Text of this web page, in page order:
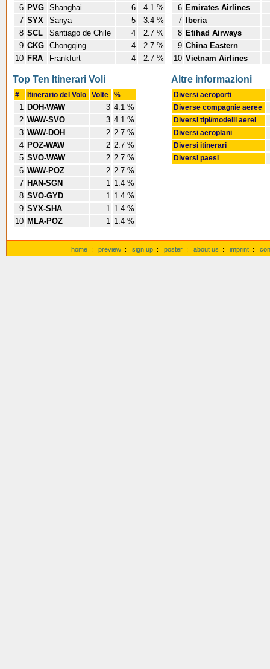
6 PVG Shanghai 6
4.1 %
7 SYX Sanya 5
3.4 %
8 SCL Santiago de Chile 4
2.7 %
9 CKG Chongqing 4
2.7 %
10 FRA Frankfurt 4 2.7 %
6 Emirates Airlines
7
Iberia
8 Etihad Airways
9 China Eastern
10 Vietnam Airlines
Top Ten Itinerari Voli
# Itinerario del Volo Volte %
1 DOH-WAW 3 4.1 %
2 WAW-SVO 3 4.1 %
3 WAW-DOH 2 2.7 %
4 POZ-WAW 2 2.7 %
5 SVO-WAW 2 2.7 %
6 WAW-POZ 2 2.7 %
7 HAN-SGN 1 1.4 %
8 SVO-GYD 1 1.4 %
9 SYX-SHA 1 1.4 %
10 MLA-POZ 1 1.4 %
Altre informazioni
Diversi aeroporti
Diverse compagnie aeree
Diversi tipi/modelli aerei
Diversi aeroplani
Diversi itinerari
Diversi paesi
home : preview : sign up : poster : about us : imprint :